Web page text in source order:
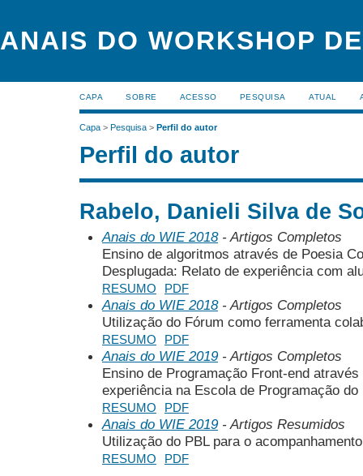
ANAIS DO WORKSHOP
CAPA SOBRE ACESSO PESQUISA ATUAL
Capa > Pesquisa > Perfil do autor
Perfil do autor
Rabelo, Danieli Silva de
Anais do WIE 2018- Artigos Completos
Ensino de algoritmos através de Poesia
Desplugada: Relato de experiência com
RESUMO PDF
Anais do WIE 2018- Artigos Completos
Utilização do Fórum como ferramenta
RESUMO PDF
Anais do WIE 2019 - Artigos Completos
Ensino de Programação Front-end
experiência na Escola de Programação do
RESUMO PDF
Anais do WIE 2019 - Artigos Resumidos
Utilização do PBL para o
RESUMO PDF